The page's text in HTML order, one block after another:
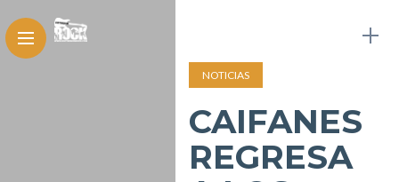
NOTICIAS
CAIFANES
REGRESA